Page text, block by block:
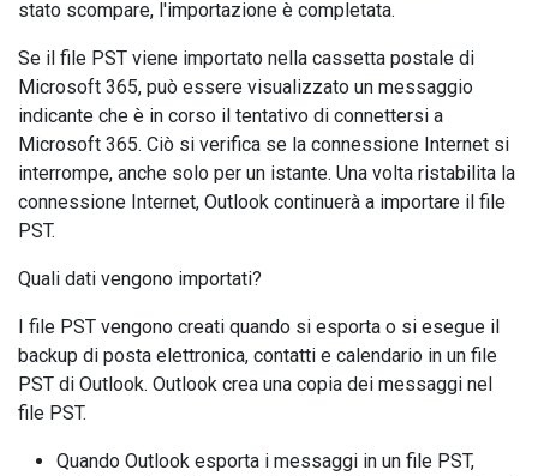
stato scompare, l'importazione è completata.
Se il file PST viene importato nella cassetta postale di
Microsoft 365, può essere visualizzato un messaggio
indicante che è in corso il tentativo di connettersi a
Microsoft 365. Ciò si verifica se la connessione Internet si
interrompe, anche solo per un istante. Una volta ristabilita la
connessione Internet, Outlook continuerà a importare il file
PST.
Quali dati vengono importati?
I file PST vengono creati quando si esporta o si esegue il
backup di posta elettronica, contatti e calendario in un file
PST di Outlook. Outlook crea una copia dei messaggi nel
file PST.
Quando Outlook esporta i messaggi in un file PST,